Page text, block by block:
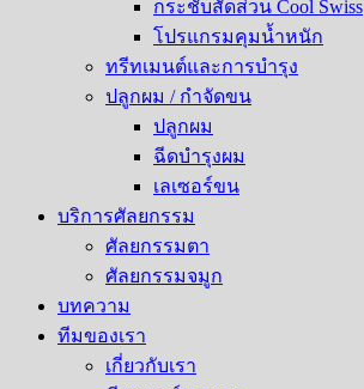
กระชับสัดส่วน Cool Swiss
โปรแกรมคุมน้ำหนัก
ทรีทเมนต์และการบำรุง
ปลูกผม / กำจัดขน
ปลูกผม
ฉีดบำรุงผม
เลเซอร์ขน
บริการศัลยกรรม
ศัลยกรรมตา
ศัลยกรรมจมูก
บทความ
ทีมของเรา
เกี่ยวกับเรา